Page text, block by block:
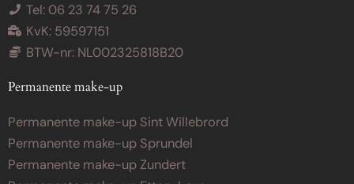
Tel: 06 23 74 75 26
KvK: 59597151
BTW-nr: NL002325818B20
Permanente make-up
Permanente make-up Sint Willebrord
Permanente make-up Sprundel
Permanente make-up Zundert